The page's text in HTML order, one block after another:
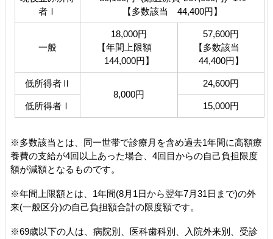
者Ⅰ
【多数該当 44,400円】
一般
18,000円
【年間上限額
144,000円】
57,600円
【多数該当
44,400円】
低所得者Ⅱ
8,000円
24,600円
低所得者Ⅰ 15,000円
※多数該当とは、同一世帯で診療月を含め過去1年間に高額療
養費の支給が4回以上あった場合、4回目からの自己負担限度
額が減額となるものです。
※年間上限額とは、1年間(8月1日から翌年7月31日まで)の外
来(一般区分)の自己負担額合計の限度額です。
※69歳以下の人は、病院別、医科歯科別、入院外来別、受診